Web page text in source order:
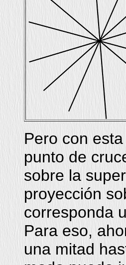
Pero con
punto de
sobre la
proyección
corresponda
Para eso,
una mitad